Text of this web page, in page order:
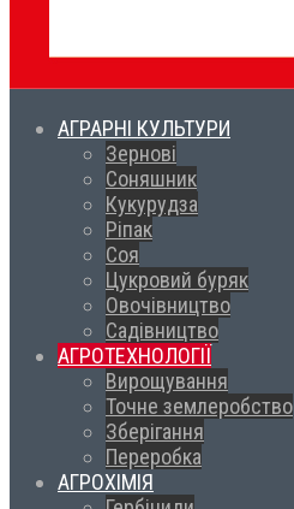
АГРАРНІ КУЛЬТУРИ
Зернові
Соняшник
Кукурудза
Ріпак
Соя
Цукровий буряк
Овочівництво
Садівництво
АГРОТЕХНОЛОГІЇ
Вирощування
Точне землеробство
Зберігання
Переробка
АГРОХІМІЯ